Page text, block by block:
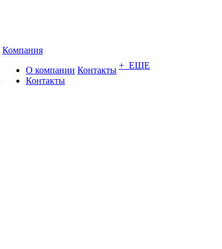
Компания
О компании
Контакты
Контакты + ЕЩЕ